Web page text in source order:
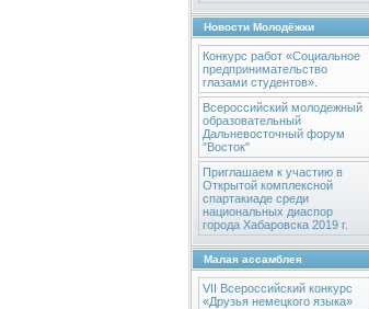
Новости Молодёжки
Конкурс работ «Социальное
предпринимательство
глазами студентов».
Всероссийский молодежный
образовательный
Дальневосточный форум
"Восток"
Приглашаем к участию в
Открытой комплексной
спартакиаде среди
национальных диаспор
города Хабаровска 2019 г.
Малая ассамблея
VII Всероссийский конкурс
«Друзья немецкого языка»